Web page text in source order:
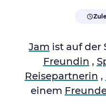
Jam ist auf der
Freundin ,
Reisepartnerin ,
einem